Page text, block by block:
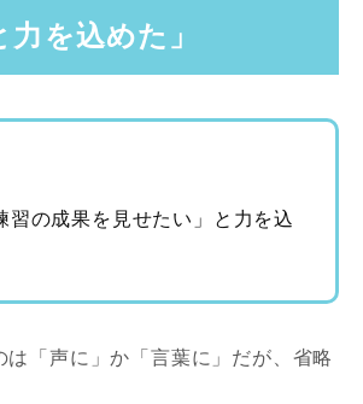
力を込めた」
習の成果を見せたい」と力を込
は「声に」か「言葉に」だが、省略